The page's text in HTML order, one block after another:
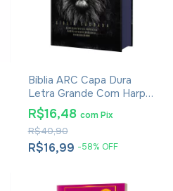
Bíblia ARC Capa Dura
Letra Grande Com Harpa
- Textos Coloridos - Leão
Rei Dos Reis
R$16,99 -58% OFF
R$40,90
R$16,48 com Pix